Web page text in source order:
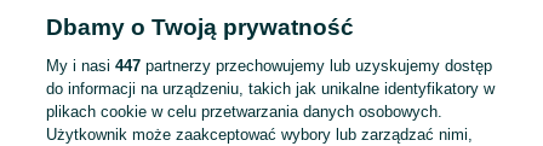
Skrzynia automat 20gs03
Peugeot Citroen 2.0 HDi
900 zł
Dbamy o Twoją prywatność
My i nasi447 partnerzy przechowujemy lub uzyskujemy dostęp
do informacji na urządzeniu, takich jak unikalne identyfikatory w
plikach cookie w celu przetwarzania danych osobowych.
Użytkownik może zaakceptować wybory lub zarządzać nimi,